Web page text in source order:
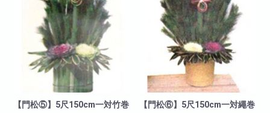
【門松⑤】5尺150cm一対竹巻 【門松⑥】5尺150cm一対繩巻